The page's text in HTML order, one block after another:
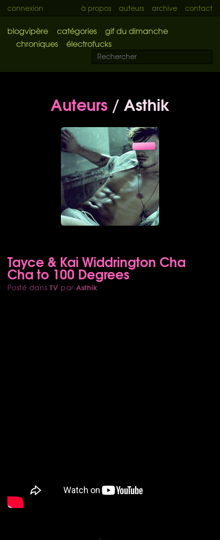
connexion à propos auteurs archive contact
blogvipère catégories
gif du dimanche
chroniques
électrofucks
Auteurs/ Asthik
Tayce & Kai Widdrington Cha
Cha to 100 Degrees
Posté dansTV par Asthik